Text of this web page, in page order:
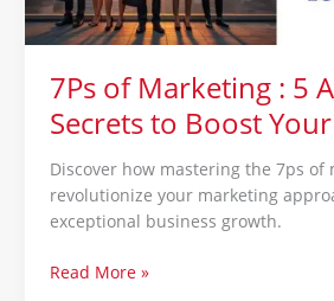
7Ps of Marketing : 5
Secrets to Boost Your
Discover how mastering the 7ps of
revolutionize your marketing
exceptional business growth.
Boost
Your
Read More »